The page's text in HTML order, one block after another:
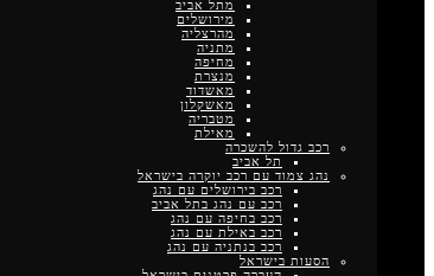
מתל אביב
מירושלים
מהרצליה
מתניה
מחיפה
מנצרת
מאשדוד
מאשקלון
מטבריה
מאילת
רכב גדול להשכרה
תל אביב
נהג צמוד עם רכב יוקרה בישראל
רכב בירושלים עם נהג
רכב עם נהג בתל אביב
רכב בחיפה עם נהג
רכב באילת עם נהג
רכב בנתניה עם נהג
הסעות בישראל